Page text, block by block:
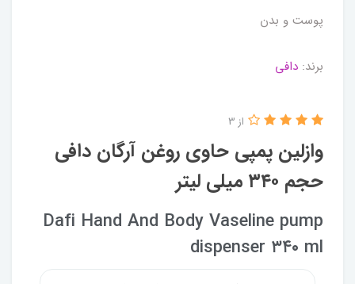
پوست و بدن
برند: دافی
وازلین پمپی حاوی روغن آرگان دافی
حجم ۳۴۰ میلی لیتر
از 3
Dafi Hand And Body Vaseline pump
dispenser ۳۴۰ ml